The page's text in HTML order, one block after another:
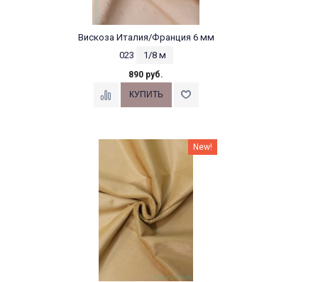
Вискоза Италия/Франция 6 мм
023
1/8 м
890 руб.
New!